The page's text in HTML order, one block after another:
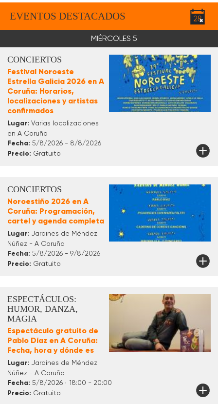
EVENTOS DESTACADOS
MIÉRCOLES 5
CONCIERTOS
Festival Noroeste
Estrella Galicia 2026 en A
Coruña: Horarios,
localizaciones y artistas
confirmados
Lugar: Varias localizaciones
en A Coruña
Fecha: 5/8/2026 - 8/8/2026
Precio: Gratuito
CONCIERTOS
Noroestiño 2026 en A
Coruña: Programación,
cartel y agenda completa
Lugar: Jardines de Méndez
Núñez - A Coruña
Fecha: 5/8/2026 - 9/8/2026
Precio: Gratuito
ESPECTÁCULOS:
HUMOR, DANZA,
MAGIA
Espectáculo gratuito de
Pablo Díaz en A Coruña:
Fecha, hora y dónde es
Lugar: Jardines de Méndez
Núñez - A Coruña
Fecha: 5/8/2026 · 18:00 - 20:00
Precio: Gratuito